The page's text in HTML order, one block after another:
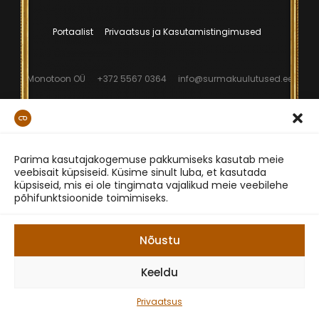
Parima kasutajakogemuse pakkumiseks kasutab meie
veebisait küpsiseid. Küsime sinult luba, et kasutada
küpsiseid, mis ei ole tingimata vajalikud meie veebilehe
põhifunktsioonide toimimiseks.
Nõustu
Keeldu
Privaatsus
Portaalist Privaatsus ja Kasutamistingimused
Monotoon OÜ +372 5567 0364 info@surmakuulutused.ee